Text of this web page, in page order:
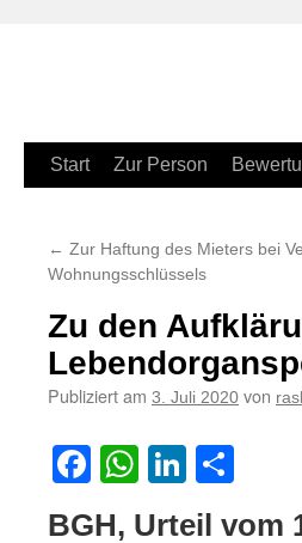
Zum
springen
Start Zur Person
← Zur Haftung des Mieters bei
Wohnungsschlüssels
Zu den
Publiziert am 3. Juli 2020 von
Facebook
WhatsApp
BGH, Urteil vom